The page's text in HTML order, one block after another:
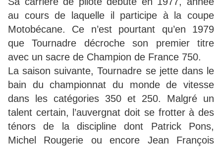
au cours de laquelle il participe à la coupe
Motobécane. Ce n’est pourtant qu’en 1979
que Tournadre décroche son premier titre
avec un sacre de Champion de France 750.
La saison suivante, Tournadre se jette dans le
bain du championnat du monde de vitesse
dans les catégories 350 et 250. Malgré un
talent certain, l’auvergnat doit se frotter à des
ténors de la discipline dont Patrick Pons,
Michel Rougerie ou encore Jean François